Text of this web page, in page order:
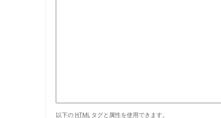
以下の HTML タグと属性を使用できます。